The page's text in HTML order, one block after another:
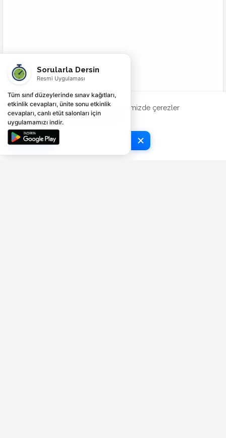
Deneyiminizi geliştirmek için web sitemizde çerezler
kullanılmaktadır.
Şimdi Kontrol Et
Tamam
Sorularla Dersin
Resmi Uygulaması
Tüm sınıf düzeylerinde sınav kağıtları,
etkinlik cevapları, ünite sonu etkinlik
cevapları, canlı etüt salonları için
uygulamamızı indir.